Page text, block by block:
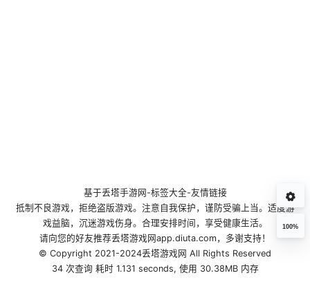
100%
基于丢塔手游网 -标签大全-友情链接
抵制不良游戏，拒绝盗版游戏。注意自我保护，谨防受骗上当。适度游
戏益脑，沉迷游戏伤身。合理安排时间，享受健康生活。
请向您的好友推荐丢塔游戏网app.diuta.com，多谢支持！
© Copyright 2021-2024丢塔游戏网 All Rights Reserved
34 次查询 耗时 1.131 seconds, 使用 30.38MB 内存